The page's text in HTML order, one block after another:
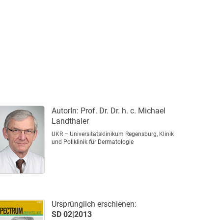
AutorIn: Prof. Dr. Dr. h. c. Michael
Landthaler
UKR – Universitätsklinikum Regensburg, Klinik
und Poliklinik für Dermatologie
Ursprünglich erschienen:
SD 02|2013